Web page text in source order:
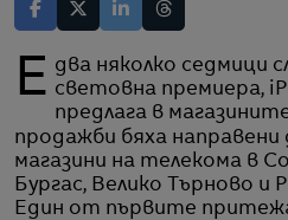
Едва няколко седмици след официалната му световна премиера,
предлага в
продажби бяха направени
магазини на телекома в
Бургас, Велико Търново и
Един от първите